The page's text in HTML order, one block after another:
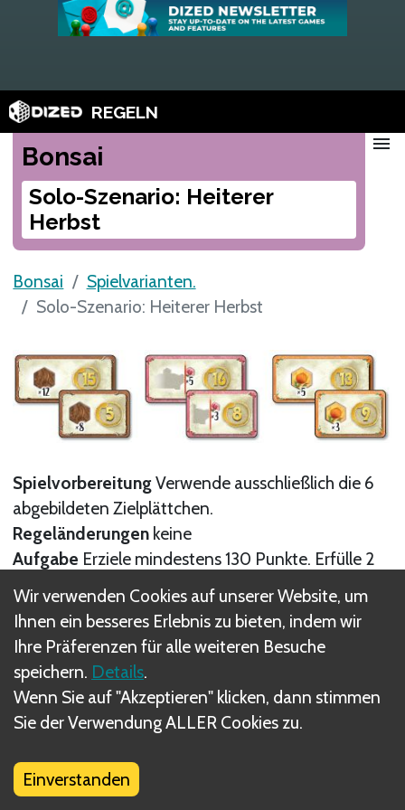
REGELN
Bonsai
Solo-Szenario: Heiterer
Herbst
menu
Bonsai
Spielvarianten.
Solo-Szenario: Heiterer Herbst
SpielvorbereitungVerwende ausschließlich die 6
abgebildeten Zielplättchen.
Regeländerungen keine
Aufgabe Erziele mindestens 130 Punkte. Erfülle 2
schwierige und 1 einfaches Ziel. (Beachte, dass du
nur 1 Ziel jeder Farbe erfüllen kannst.)
Nächste
Solo-Szenario: Weißer Winter
Wir verwenden Cookies auf unserer Website, um
Ihnen ein besseres Erlebnis zu bieten, indem wir
Ihre Präferenzen für alle weiteren Besuche
speichern. Details.
Wenn Sie auf "Akzeptieren" klicken, dann stimmen
Sie der Verwendung ALLER Cookies zu.
Einverstanden